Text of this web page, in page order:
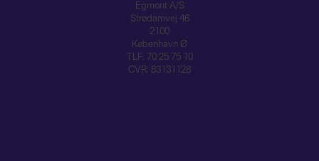
Egmont A/S
Strødamvej 46
2100
København Ø
TLF: 70 25 75 10
CVR: 83131128